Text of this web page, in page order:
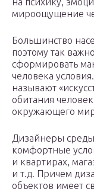
мироощущение
Большинство
поэтому так
сформировать
человека
называют
обитания
окружающего
Дизайнеры
комфортные
и квартирах,
и т.д. Причем
объектов имеет